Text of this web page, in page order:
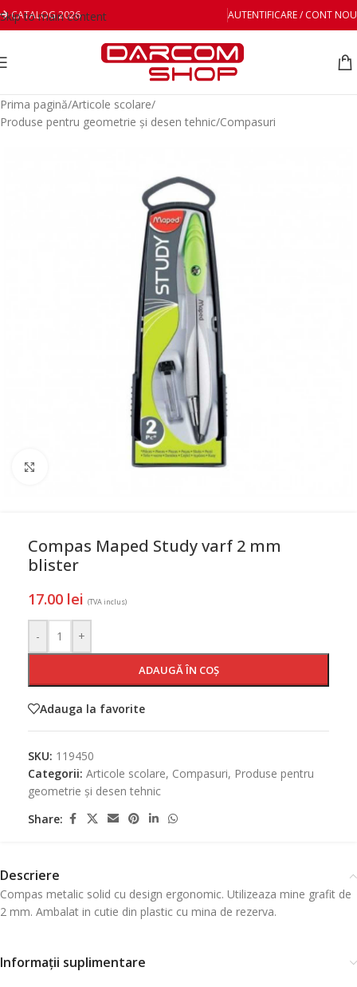
Skip to main content
CATALOG 2026 AUTENTIFICARE / CONT NOU
Prima pagină/Articole scolare/
Produse pentru geometrie și desen tehnic/Compasuri
Compas Maped Study varf 2 mm
blister
17.00 lei (TVA inclus)
- +
ADAUGĂ ÎN COȘ
Adauga la favorite
SKU: 119450
Categorii: Articole scolare, Compasuri, Produse pentru
geometrie și desen tehnic
Share:
Descriere
Compas metalic solid cu design ergonomic. Utilizeaza mine grafit de
2 mm. Ambalat in cutie din plastic cu mina de rezerva.
Informații suplimentare